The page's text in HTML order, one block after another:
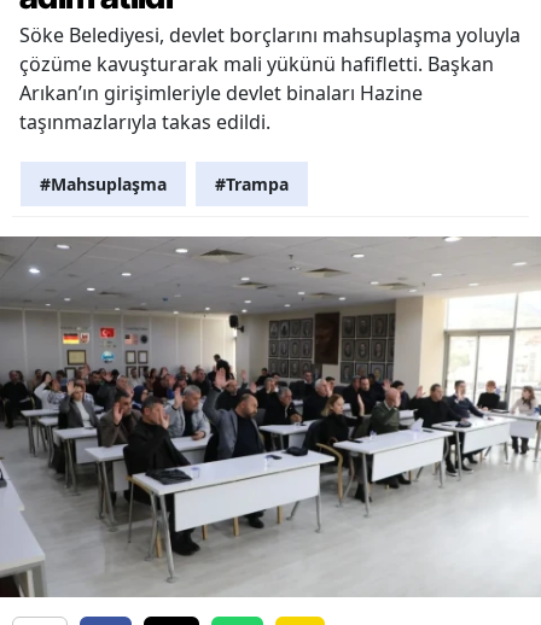
Söke Belediyesi, devlet borçlarını mahsuplaşma yoluyla
çözüme kavuşturarak mali yükünü hafifletti. Başkan
Arıkan’ın girişimleriyle devlet binaları Hazine
taşınmazlarıyla takas edildi.
#Mahsuplaşma #Trampa